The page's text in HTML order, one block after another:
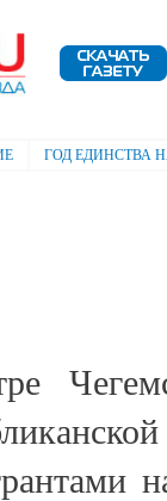
ГОД ЕДИНСТВА